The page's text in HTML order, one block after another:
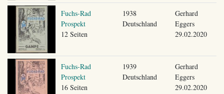
Fuchs-Rad
Prospekt
12 Seiten
1938
Deutschland
Gerhard
Eggers
29.02.2020
Fuchs-Rad
Prospekt
16 Seiten
1939
Deutschland
Gerhard
Eggers
29.02.2020